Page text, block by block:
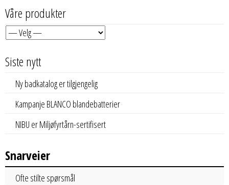
Våre produkter
Siste nytt
Ny badkatalog er tilgjengelig
Kampanje BLANCO blandebatterier
NIBU er Miljøfyrtårn-sertifisert
Snarveier
Ofte stilte spørsmål